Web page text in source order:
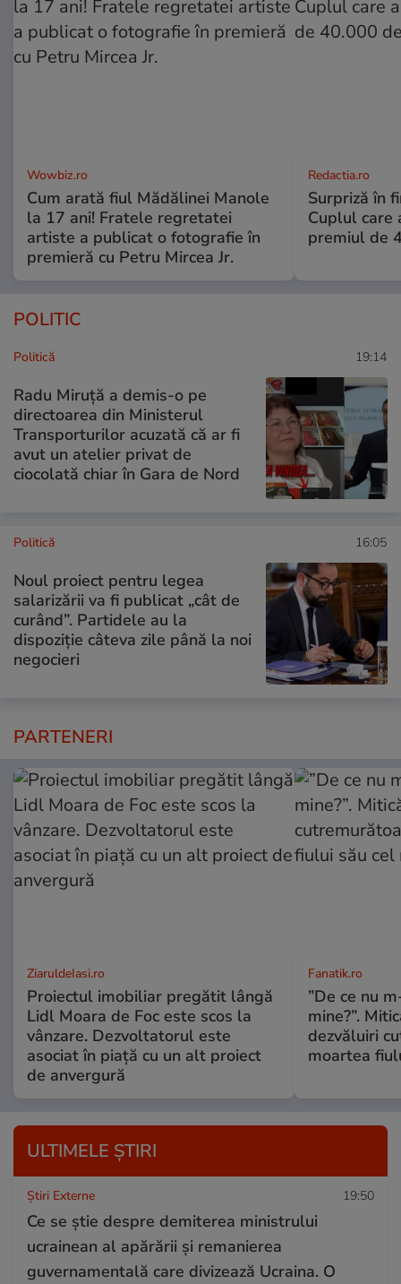
Wowbiz.ro
Cum arată fiul Mădălinei Manole
la 17 ani! Fratele regretatei
artiste a publicat o fotografie în
premieră cu Petru Mircea Jr.
Redactia.ro
Surpriză în
Cuplul care
premiul de
POLITIC
Politică 19:14
Radu Miruță a demis-o pe
directoarea din Ministerul
Transporturilor acuzată că ar fi
avut un atelier privat de
ciocolată chiar în Gara de Nord
Politică 16:05
Noul proiect pentru legea
salarizării va fi publicat „cât de
curând”. Partidele au la
dispoziție câteva zile până la noi
negocieri
PARTENERI
ZiaruldeIasi.ro
Proiectul imobiliar pregătit lângă
Lidl Moara de Foc este scos la
vânzare. Dezvoltatorul este
asociat în piață cu un alt proiect
de anvergură
Fanatik.ro
”De ce nu
mine?”.
dezvăluiri
moartea
ULTIMELE ȘTIRI
Știri Externe 19:50
Ce se știe despre demiterea ministrului
ucrainean al apărării și remanierea
guvernamentală care divizează Ucraina. O